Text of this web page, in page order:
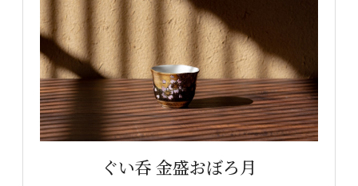
ぐい呑 金盛おぼろ月